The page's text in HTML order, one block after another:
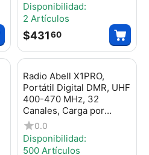
Disponibilidad:
2 Artículos
$43160
Radio Abell X1PRO,
Portátil Digital DMR, UHF
400-470 MHz, 32
Canales, Carga por
puerto Tipo C,
Encriptación, X1 PRO
0.0
Disponibilidad:
500 Artículos